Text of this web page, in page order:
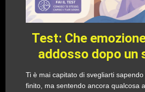
Test: Che
addosso dopo un
Ti è mai capitato di svegliarti
finito, ma sentendo ancora qualcosa